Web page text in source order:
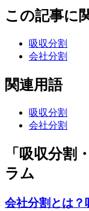
この記事に
吸収分割
会社分割
関連用語
吸収分割
会社分割
「吸収分割
ラム
会社分割とは？